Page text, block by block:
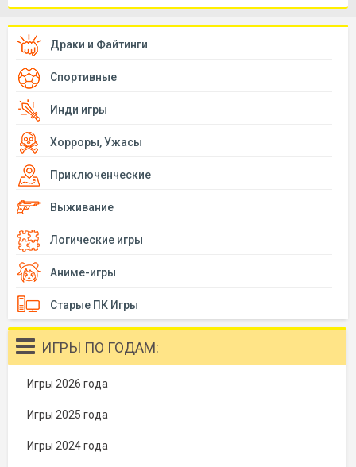
Драки и Файтинги
Спортивные
Инди игры
Хорроры, Ужасы
Приключенческие
Выживание
Логические игры
Аниме-игры
Старые ПК Игры
ИГРЫ ПО ГОДАМ:
Игры 2026 года
Игры 2025 года
Игры 2024 года